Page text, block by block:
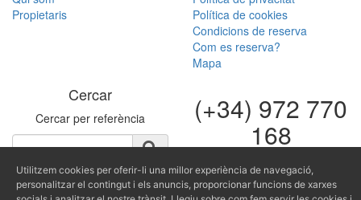
Propietaris
Política de cookies
Condicions de reserva
Com es reserva?
Mapa
Cercar
Cercar per referència (+34) 972 770
168
(+34) 616 966
682
Utilitzem cookies per oferir-li una millor experiència de navegació,
personalitzar el contingut i els anuncis, proporcionar funcions de xarxes